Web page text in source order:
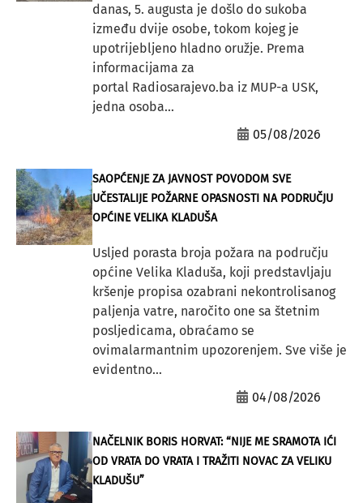
danas, 5. augusta je došlo do sukoba
između dvije osobe, tokom kojeg je
upotrijebljeno hladno oružje. Prema
informacijama za
portal Radiosarajevo.ba iz MUP-a USK,
jedna osoba...
05/08/2026
SAOPĆENJE ZA JAVNOST POVODOM SVE
UČESTALIJE POŽARNE OPASNOSTI NA PODRUČJU
OPĆINE VELIKA KLADUŠA
Usljed porasta broja požara na području
općine Velika Kladuša, koji predstavljaju
kršenje propisa ozabrani nekontrolisanog
paljenja vatre, naročito one sa štetnim
posljedicama, obraćamo se
ovimalarmantnim upozorenjem. Sve više je
evidentno...
04/08/2026
NAČELNIK BORIS HORVAT: “NIJE ME SRAMOTA IĆI
OD VRATA DO VRATA I TRAŽITI NOVAC ZA VELIKU
KLADUŠU”